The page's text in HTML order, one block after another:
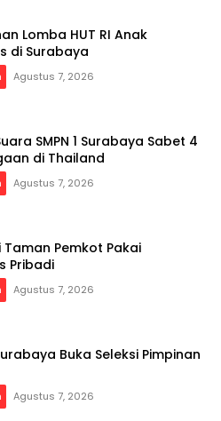
Lomba HUT RI Anak
di Surabaya
Agustus 7, 2026
SMPN 1 Surabaya Sabet 4
di Thailand
Agustus 7, 2026
Taman Pemkot Pakai
Pribadi
Agustus 7, 2026
Buka Seleksi Pimpinan
Agustus 7, 2026